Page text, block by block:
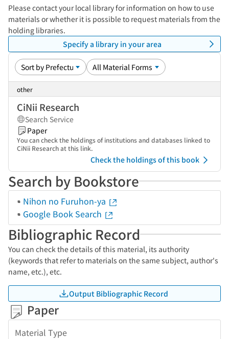
Please contact your local library for information on how to use
materials or whether it is possible to request materials from the
holding libraries.
Specify a library in your area
other
CiNii Research
Search Service
Paper
You can check the holdings of institutions and databases linked to
CiNii Research at this link.
Check the holdings of this book
Search by Bookstore
Nihon no Furuhon-ya
Google Book Search
Bibliographic Record
You can check the details of this material, its authority
(keywords that refer to materials on the same subject, author's
name, etc.), etc.
Output Bibliographic Record
Paper
Material Type